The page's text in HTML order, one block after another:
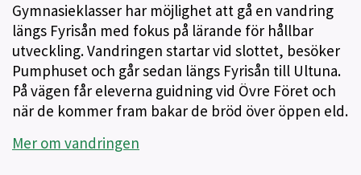
Gymnasieklasser har möjlighet att gå en vandring
längs Fyrisån med fokus på lärande för hållbar
utveckling. Vandringen startar vid slottet, besöker
Pumphuset och går sedan längs Fyrisån till Ultuna.
På vägen får eleverna guidning vid Övre Föret och
när de kommer fram bakar de bröd över öppen eld.
Mer om vandringen